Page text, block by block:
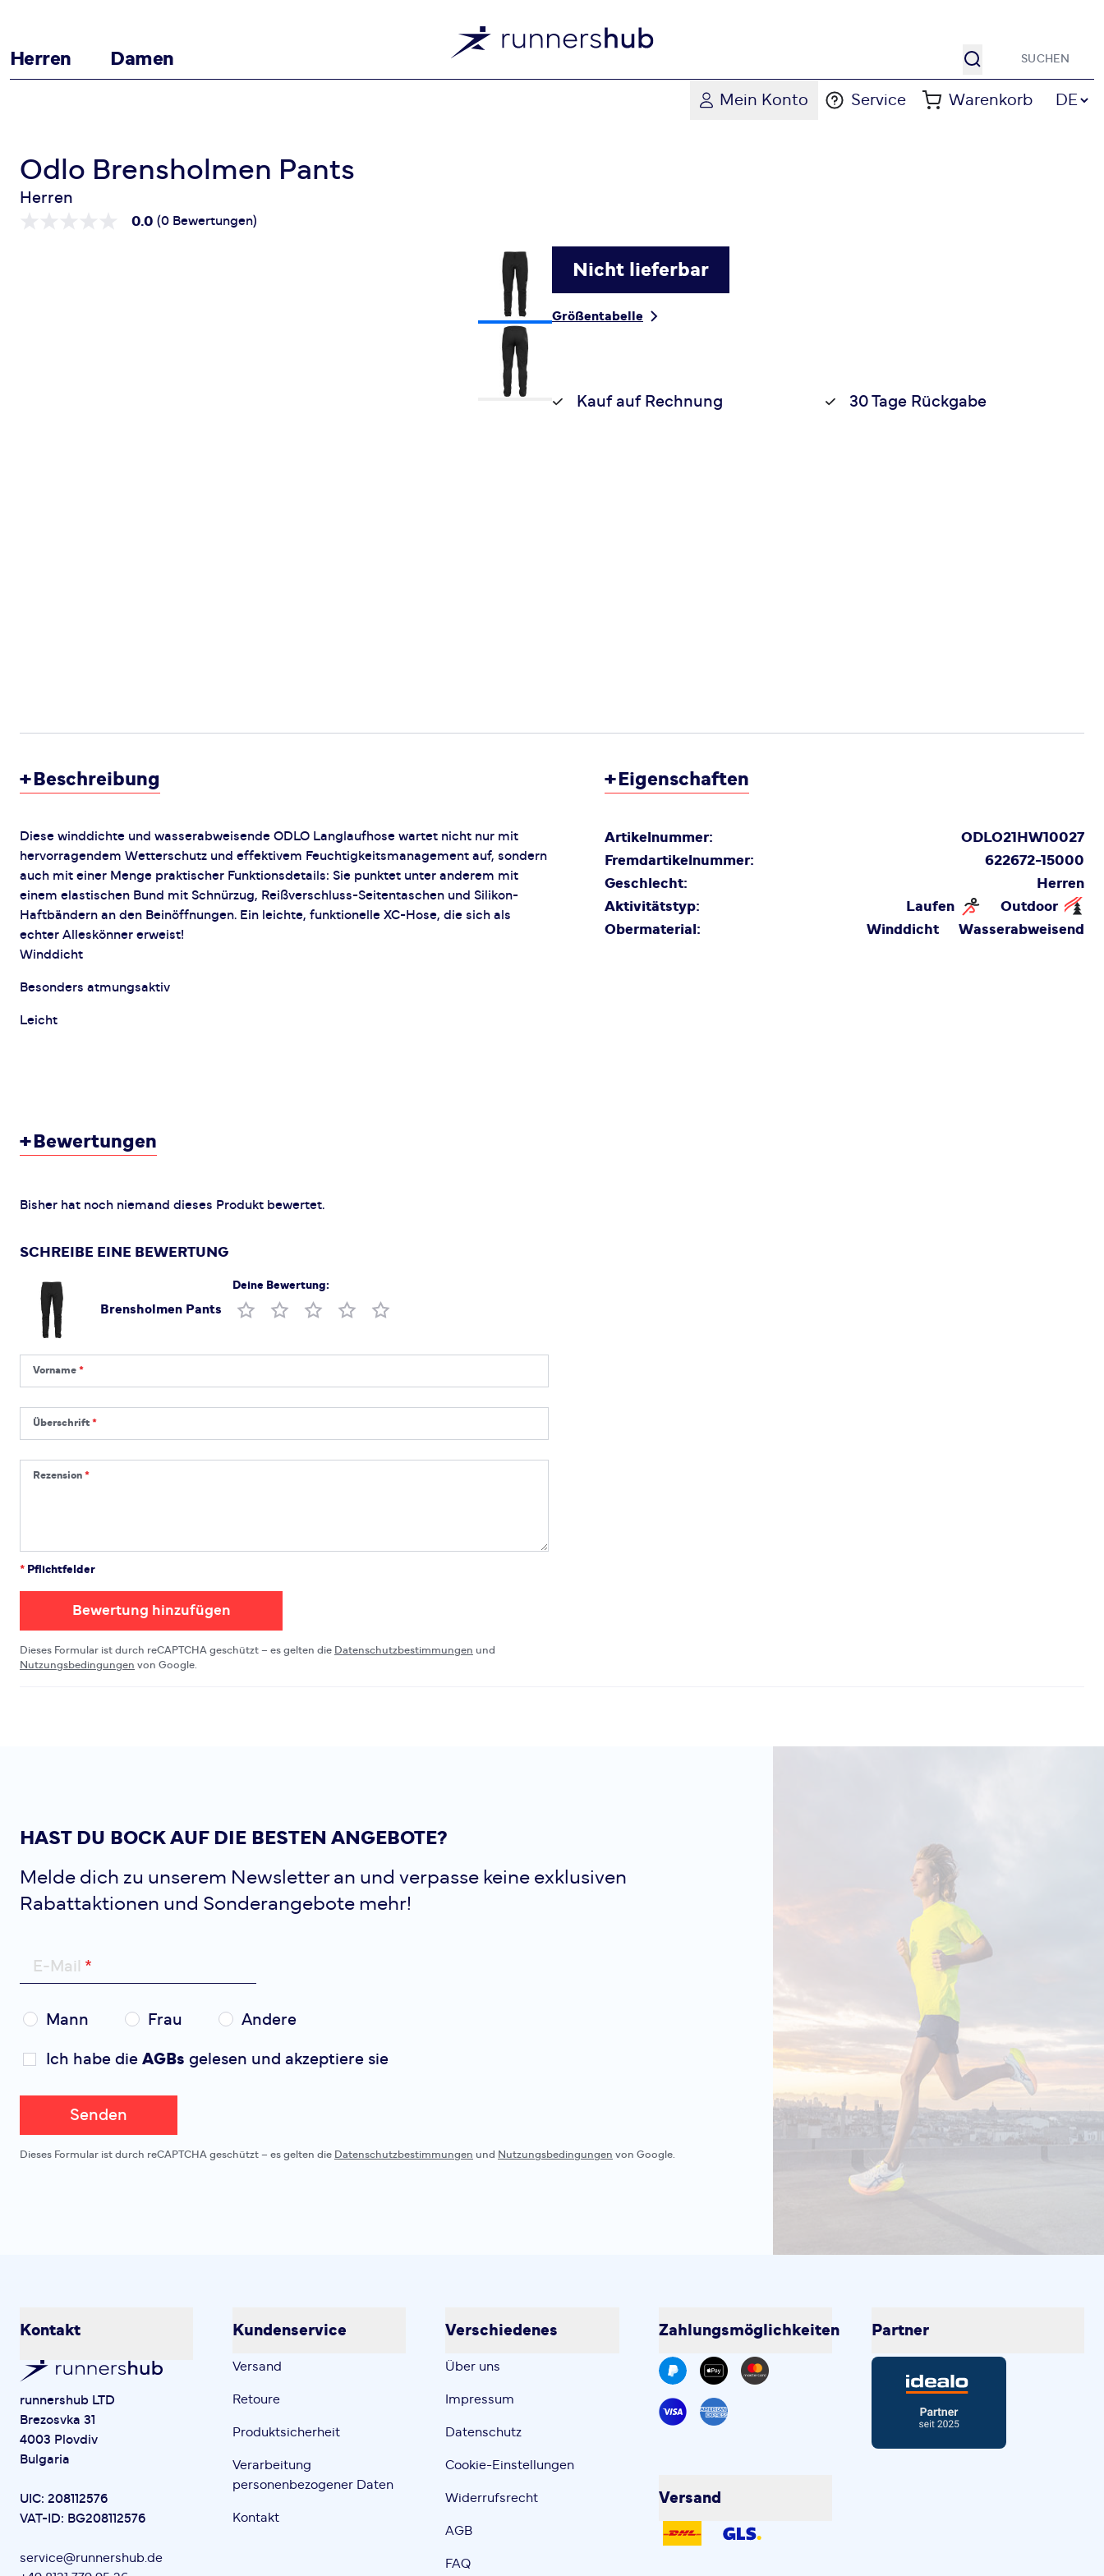
Herren Damen Suche
Mein Konto Service Warenkorb Sprache
DE
Brensholmen Pants
Odlo Brensholmen Pants
Herren
0.0 (0 Bewertungen)
Nicht lieferbar
Größentabelle
Kauf auf Rechnung 30 Tage Rückgabe
+ Beschreibung
Diese winddichte und wasserabweisende ODLO Langlaufhose wartet nicht nur mit
hervorragendem Wetterschutz und effektivem Feuchtigkeitsmanagement auf, sondern
auch mit einer Menge praktischer Funktionsdetails: Sie punktet unter anderem mit
einem elastischen Bund mit Schnürzug, Reißverschluss-Seitentaschen und Silikon-
Haftbändern an den Beinöffnungen. Ein leichte, funktionelle XC-Hose, die sich als
echter Alleskönner erweist!
Winddicht
Besonders atmungsaktiv
Leicht
+ Eigenschaften
Artikelnummer:
ODLO21HW10027
Fremdartikelnummer:
622672-15000
Geschlecht:
Herren
Aktivitätstyp:
Laufen
Outdoor
Obermaterial:
Winddicht Wasserabweisend
+ Bewertungen
Bisher hat noch niemand dieses Produkt bewertet.
SCHREIBE EINE BEWERTUNG
Brensholmen Pants
Deine Bewertung:
Produktbewertung
Vorname
Vorname
Überschrift
Überschrift
Rezension
Rezension
* Pflichtfelder
Bewertung hinzufügen
Dieses Formular ist durch reCAPTCHA geschützt – es gelten die Datenschutzbestimmungen und
Nutzungsbedingungen von Google.
HAST DU BOCK AUF DIE BESTEN ANGEBOTE?
Melde dich zu unserem Newsletter an und verpasse keine exklusiven
Rabattaktionen und Sonderangebote mehr!
E-Mail
Mann Frau Andere
Ich habe die AGBs gelesen und akzeptiere sie
Senden
Dieses Formular ist durch reCAPTCHA geschützt – es gelten die Datenschutzbestimmungen und Nutzungsbedingungen von Google.
Kontakt
runnershub LTD
Brezosvka 31
4003 Plovdiv
Bulgaria
UIC: 208112576
VAT-ID: BG208112576
service@runnershub.de
Kundenservice
Versand
Retoure
Produktsicherheit
Verarbeitung
personenbezogener Daten
Kontakt
Verschiedenes
Über uns
Impressum
Datenschutz
Cookie-Einstellungen
Widerrufsrecht
AGB
FAQ
Zahlungsmöglichkeiten
Versand
Partner